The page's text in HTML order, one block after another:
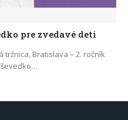
pre zvedavé deti
tržnica, Bratislava – 2. ročník